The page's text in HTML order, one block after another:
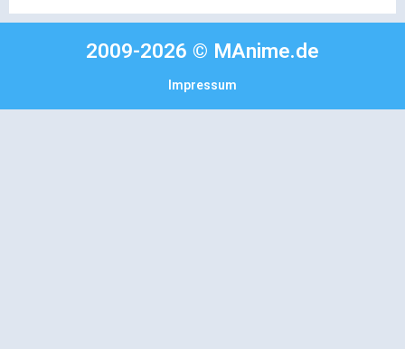
2009-2026 © MAnime.de
Impressum